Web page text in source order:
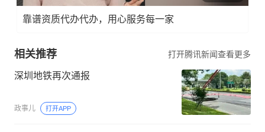
靠谱资质代办代办，用心服务每一家
相关推荐 打开腾讯新闻查看更多
深圳地铁再次通报
政事儿 打开APP